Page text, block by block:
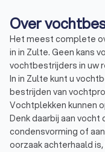
Over
Het meest complete
in in Zulte. Geen kans
vochtbestrijders in uw
In in Zulte kunt u
bestrijden van
Vochtplekken kunnen
Denk daarbij aan vocht
condensvorming of
oorzaak achterhaald